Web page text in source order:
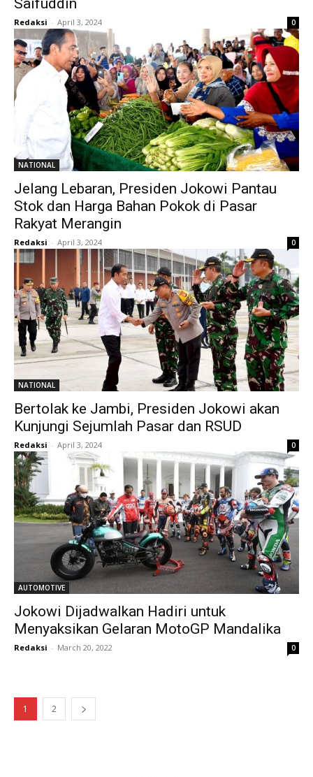
Saifuddin
Redaksi - April 3, 2024 0
NATIONAL
Jelang Lebaran, Presiden Jokowi Pantau
Stok dan Harga Bahan Pokok di Pasar
Rakyat Merangin
Redaksi - April 3, 2024 0
NATIONAL
Bertolak ke Jambi, Presiden Jokowi akan
Kunjungi Sejumlah Pasar dan RSUD
Redaksi - April 3, 2024 0
AUTOMOTIVE
Jokowi Dijadwalkan Hadiri untuk
Menyaksikan Gelaran MotoGP Mandalika
Redaksi - March 20, 2022 0
1 2